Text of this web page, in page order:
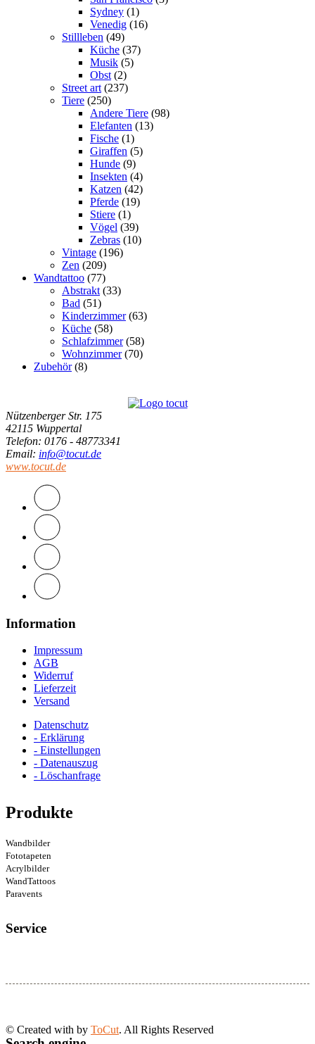
Sydney (1)
Venedig (16)
Stillleben (49)
Küche (37)
Musik (5)
Obst (2)
Street art (237)
Tiere (250)
Andere Tiere (98)
Elefanten (13)
Fische (1)
Giraffen (5)
Hunde (9)
Insekten (4)
Katzen (42)
Pferde (19)
Stiere (1)
Vögel (39)
Zebras (10)
Vintage (196)
Zen (209)
Wandtattoo (77)
Abstrakt (33)
Bad (51)
Kinderzimmer (63)
Küche (58)
Schlafzimmer (58)
Wohnzimmer (70)
Zubehör (8)
Nützenberger Str. 175
42115 Wuppertal
Telefon: 0176 - 48773341
Email: info@tocut.de
www.tocut.de
Information
Impressum
AGB
Widerruf
Lieferzeit
Versand
Datenschutz
- Erklärung
- Einstellungen
- Datenauszug
- Löschanfrage
Produkte
Wandbilder
Fototapeten
Acrylbilder
WandTattoos
Paravents
Service
© Created with by ToCut. All Rights Reserved